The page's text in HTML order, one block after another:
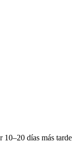
10–20 días más tarde